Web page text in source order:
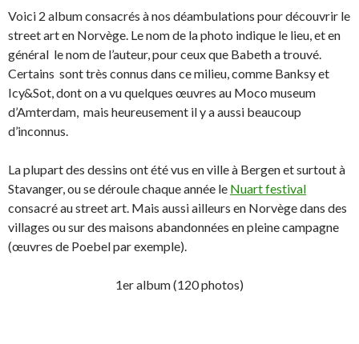
Voici 2 album consacrés à nos déambulations pour découvrir le
street art en Norvège. Le nom de la photo indique le lieu, et en
général le nom de l’auteur, pour ceux que Babeth a trouvé.
Certains sont très connus dans ce milieu, comme Banksy et
Icy&Sot, dont on a vu quelques œuvres au Moco museum
d’Amterdam, mais heureusement il y a aussi beaucoup
d’inconnus.
La plupart des dessins ont été vus en ville à Bergen et surtout à
Stavanger, ou se déroule chaque année le Nuart festival
consacré au street art. Mais aussi ailleurs en Norvège dans des
villages ou sur des maisons abandonnées en pleine campagne
(œuvres de Poebel par exemple).
1er album (120 photos)